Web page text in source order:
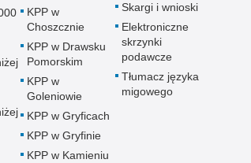
KPP w
Choszcznie
KPP w Drawsku
Pomorskim
KPP w
Goleniowie
KPP w Gryficach
KPP w Gryfinie
KPP w Kamieniu
Skargi i wnioski
Elektroniczne
skrzynki
podawcze
Tłumacz języka
migowego